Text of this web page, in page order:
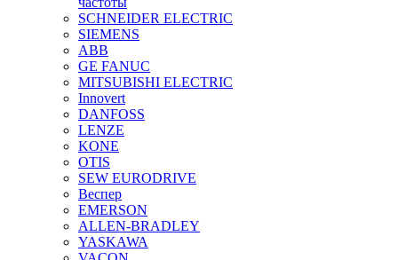
SCHNEIDER ELECTRIC
SIEMENS
ABB
GE FANUC
MITSUBISHI ELECTRIC
Innovert
DANFOSS
LENZE
KONE
OTIS
SEW EURODRIVE
Веспер
EMERSON
ALLEN-BRADLEY
YASKAWA